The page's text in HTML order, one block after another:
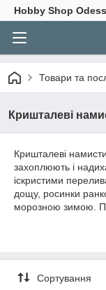
Hobbу Shop
Товари та
Кришталеві
Кришталеві
захоплюють і
іскристими
дощу, росинки
морозною зимою.
наряду. Тим
подарунком.
Сортування